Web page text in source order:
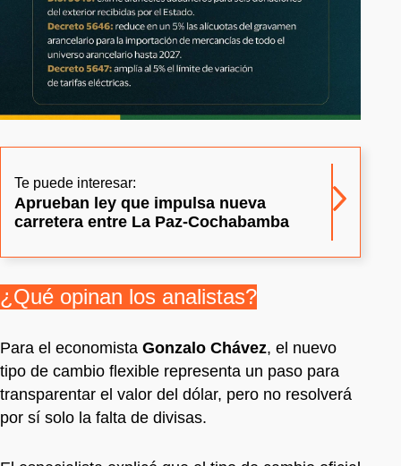
Te puede interesar:
Aprueban ley que impulsa nueva
carretera entre La Paz-Cochabamba
¿Qué opinan los analistas?
Para el economista Gonzalo Chávez, el nuevo
tipo de cambio flexible representa un paso para
transparentar el valor del dólar, pero no resolverá
por sí solo la falta de divisas.